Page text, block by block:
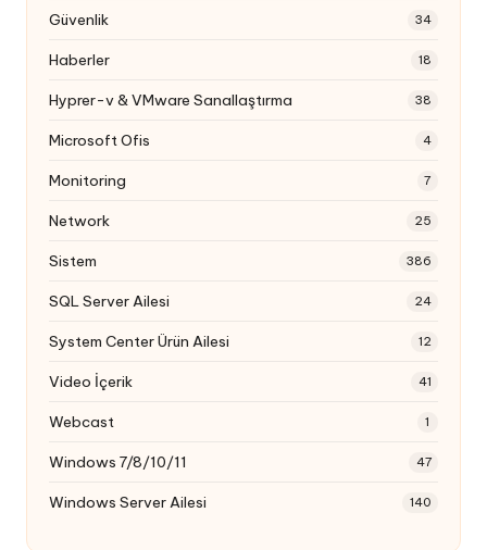
Güvenlik 34
Haberler 18
Hyprer-v & VMware Sanallaştırma 38
Microsoft Ofis 4
Monitoring 7
Network 25
Sistem 386
SQL Server Ailesi 24
System Center Ürün Ailesi 12
Video İçerik 41
Webcast 1
Windows 7/8/10/11 47
Windows Server Ailesi 140